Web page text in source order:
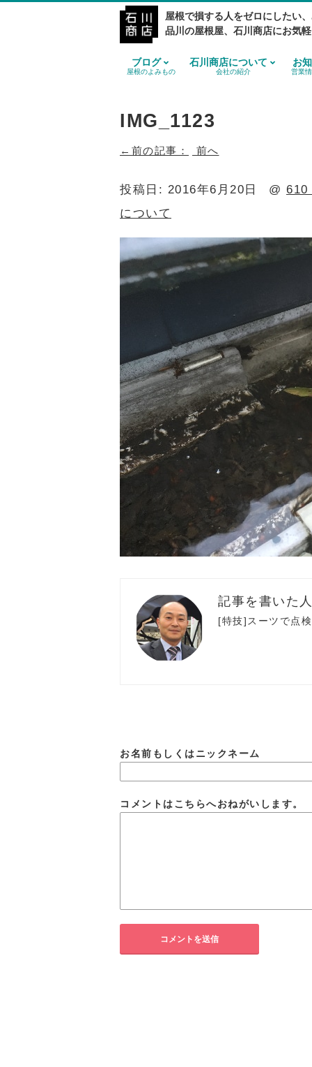
屋根で損する人をゼロにしたい
品川の屋根屋、石川商店にお気
ブログ
屋根のよみもの
石川商店について
会社の紹介
お
営業
IMG_1123
前へ
投稿日: 2016年6月20日 @ 610
について
[特技]スーツで点検
お名前もしくはニックネーム
コメントはこちらへおねがいします。